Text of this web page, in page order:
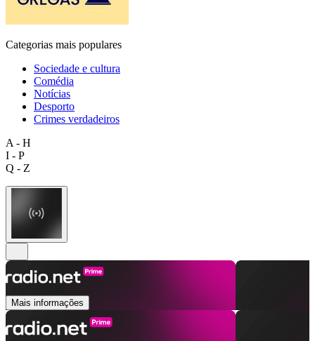
Categorias mais populares
Sociedade e cultura
Comédia
Notícias
Desporto
Crimes verdadeiros
A - H
I - P
Q - Z
Mais informações